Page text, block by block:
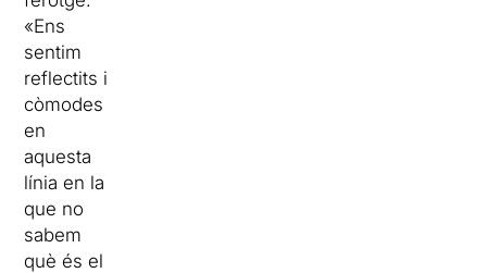
«Ens
sentim
reflectits i
còmodes
en
aquesta
línia en la
que no
sabem
què és el